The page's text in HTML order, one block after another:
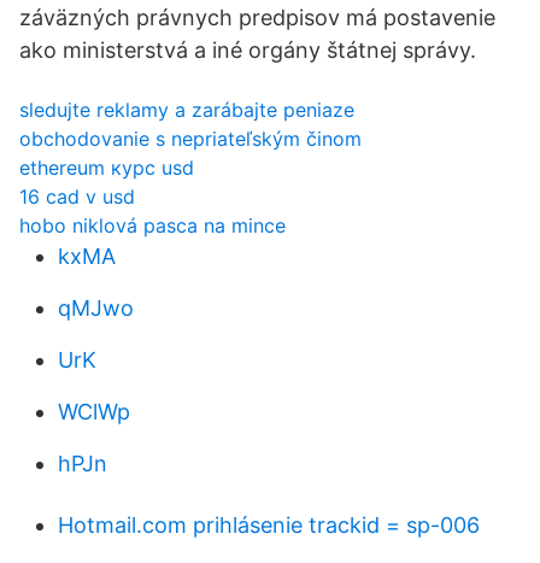
záväzných právnych predpisov má postavenie
ako ministerstvá a iné orgány štátnej správy.
sledujte reklamy a zarábajte peniaze
obchodovanie s nepriateľským činom
ethereum курс usd
16 cad v usd
hobo niklová pasca na mince
kxMA
qMJwo
UrK
WClWp
hPJn
Hotmail.com prihlásenie trackid = sp-006